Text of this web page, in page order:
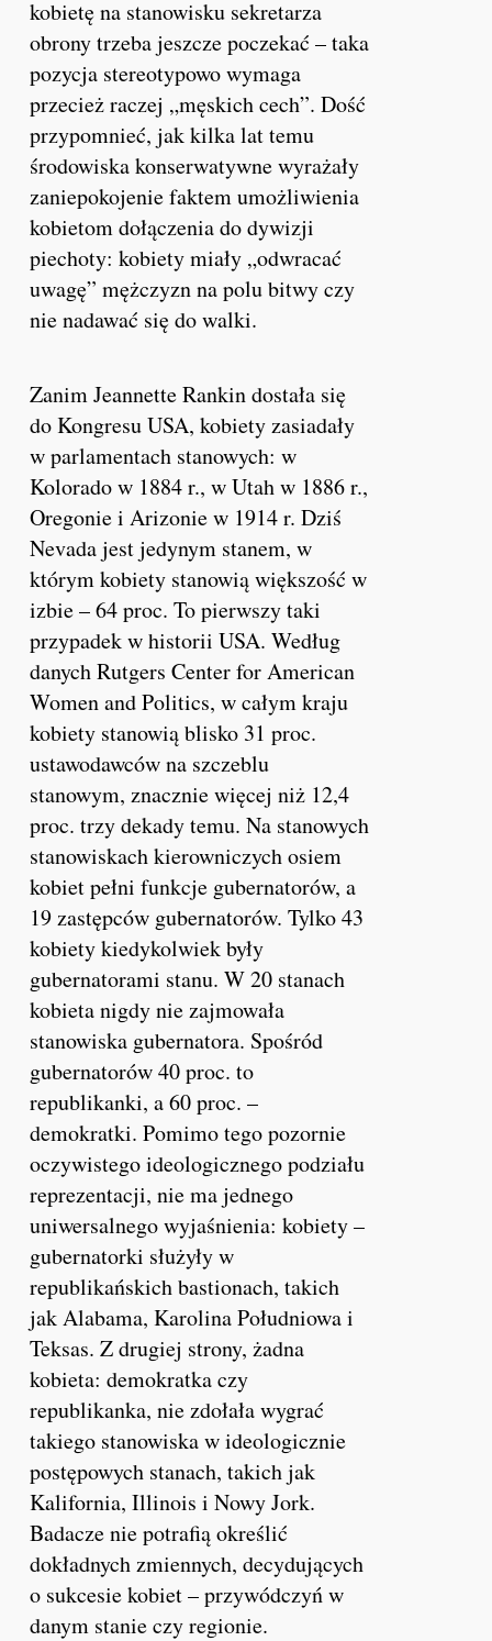
kobietę na stanowisku sekretarza
obrony trzeba jeszcze poczekać – taka
pozycja stereotypowo wymaga
przecież raczej „męskich cech”. Dość
przypomnieć, jak kilka lat temu
środowiska konserwatywne wyrażały
zaniepokojenie faktem umożliwienia
kobietom dołączenia do dywizji
piechoty: kobiety miały „odwracać
uwagę” mężczyzn na polu bitwy czy
nie nadawać się do walki.
Zanim Jeannette Rankin dostała się
do Kongresu USA, kobiety zasiadały
w parlamentach stanowych: w
Kolorado w 1884 r., w Utah w 1886 r.,
Oregonie i Arizonie w 1914 r. Dziś
Nevada jest jedynym stanem, w
którym kobiety stanowią większość w
izbie – 64 proc. To pierwszy taki
przypadek w historii USA. Według
danych Rutgers Center for American
Women and Politics, w całym kraju
kobiety stanowią blisko 31 proc.
ustawodawców na szczeblu
stanowym, znacznie więcej niż 12,4
proc. trzy dekady temu. Na stanowych
stanowiskach kierowniczych osiem
kobiet pełni funkcje gubernatorów, a
19 zastępców gubernatorów. Tylko 43
kobiety kiedykolwiek były
gubernatorami stanu. W 20 stanach
kobieta nigdy nie zajmowała
stanowiska gubernatora. Spośród
gubernatorów 40 proc. to
republikanki, a 60 proc. –
demokratki. Pomimo tego pozornie
oczywistego ideologicznego podziału
reprezentacji, nie ma jednego
uniwersalnego wyjaśnienia: kobiety –
gubernatorki służyły w
republikańskich bastionach, takich
jak Alabama, Karolina Południowa i
Teksas. Z drugiej strony, żadna
kobieta: demokratka czy
republikanka, nie zdołała wygrać
takiego stanowiska w ideologicznie
postępowych stanach, takich jak
Kalifornia, Illinois i Nowy Jork.
Badacze nie potrafią określić
dokładnych zmiennych, decydujących
o sukcesie kobiet – przywódczyń w
danym stanie czy regionie.